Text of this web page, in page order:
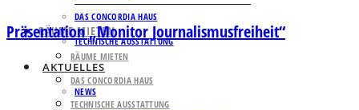
DAS CONCORDIA HAUS
TECHNISCHE AUSSTATTUNG
AKTUELLES
NEWS
RÄUME MIETEN
RÄUME MIETEN
DAS CONCORDIA HAUS
TECHNISCHE AUSSTATTUNG
Präsentation „Monitor Journalismusfreiheit“